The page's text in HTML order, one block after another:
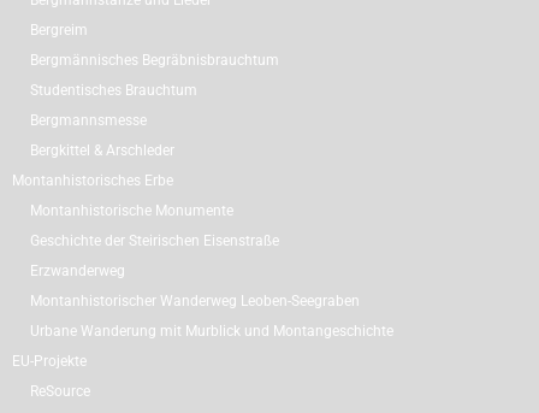
Bergreim
Bergmännisches Begräbnisbrauchtum
Studentisches Brauchtum
Bergmannsmesse
Bergkittel & Arschleder
Montanhistorisches Erbe
Montanhistorische Monumente
Geschichte der Steirischen Eisenstraße
Erzwanderweg
Montanhistorischer Wanderweg Leoben-Seegraben
Urbane Wanderung mit Murblick und Montangeschichte
EU-Projekte
ReSource